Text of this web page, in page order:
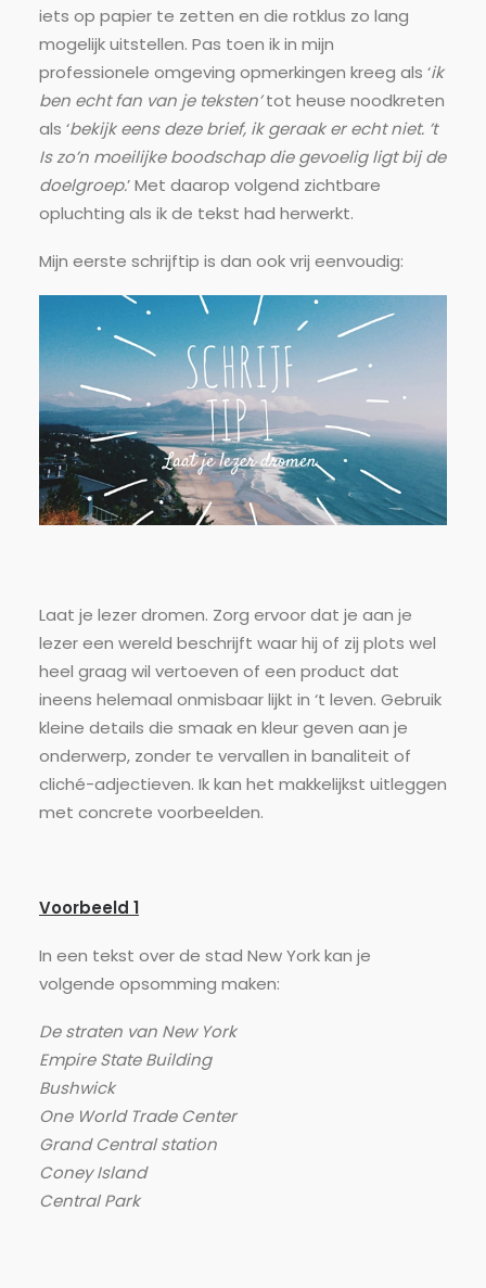
iets op papier te zetten en die rotklus zo lang
mogelijk uitstellen. Pas toen ik in mijn
professionele omgeving opmerkingen kreeg als ‘ik
ben echt fan van je teksten’tot heuse noodkreten
als ‘bekijk eens deze brief, ik geraak er echt niet. ’t
Is zo’n moeilijke boodschap die gevoelig ligt bij de
doelgroep.’ Met daarop volgend zichtbare
opluchting als ik de tekst had herwerkt.
Mijn eerste schrijftip is dan ook vrij eenvoudig:
Laat je lezer dromen. Zorg ervoor dat je aan je
lezer een wereld beschrijft waar hij of zij plots wel
heel graag wil vertoeven of een product dat
ineens helemaal onmisbaar lijkt in ‘t leven. Gebruik
kleine details die smaak en kleur geven aan je
onderwerp, zonder te vervallen in banaliteit of
cliché-adjectieven. Ik kan het makkelijkst uitleggen
met concrete voorbeelden.
Voorbeeld 1
In een tekst over de stad New York kan je
volgende opsomming maken:
De straten van New York
Empire State Building
Bushwick
One World Trade Center
Grand Central station
Coney Island
Central Park